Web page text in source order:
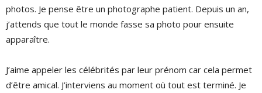
photos. Je pense être un photographe patient. Depuis un an,
j’attends que tout le monde fasse sa photo pour ensuite
apparaître.
J’aime appeler les célébrités par leur prénom car cela permet
d’être amical. J’interviens au moment où tout est terminé. Je